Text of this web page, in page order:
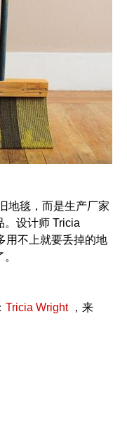
地毯，而是生产厂家
。设计师 Tricia
用不上就要丢掉的地
Tricia Wright，来